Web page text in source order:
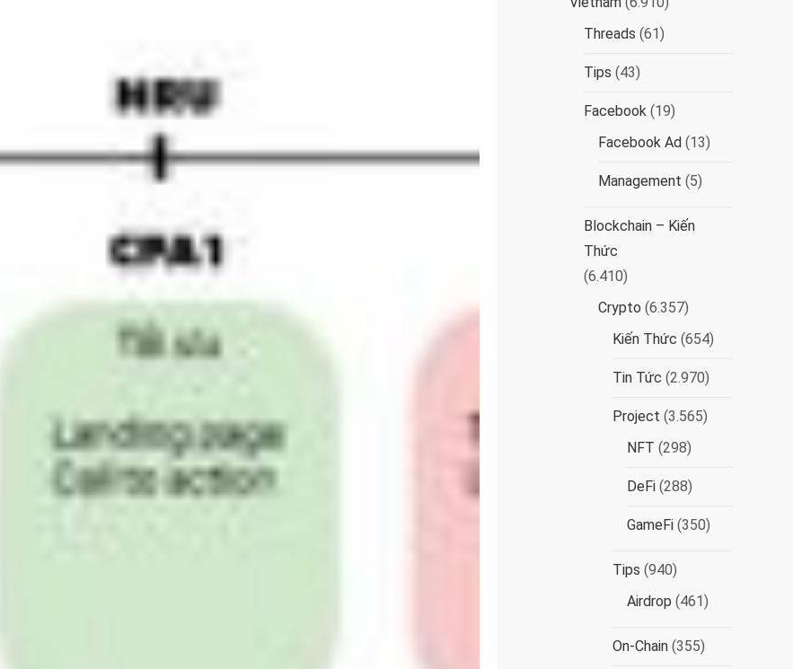
Threads (61)
Tips (43)
Facebook (19)
Facebook Ad (13)
Management (5)
Blockchain – Kiến
Thức
(6.410)
Crypto (6.357)
Kiến Thức (654)
Tin Tức (2.970)
Project (3.565)
NFT (298)
DeFi (288)
GameFi (350)
Tips (940)
Airdrop (461)
On-Chain (355)